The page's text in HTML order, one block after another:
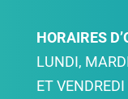
HORAIRES
LUNDI,
ET